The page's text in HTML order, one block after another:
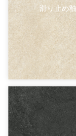
滑り止め釉